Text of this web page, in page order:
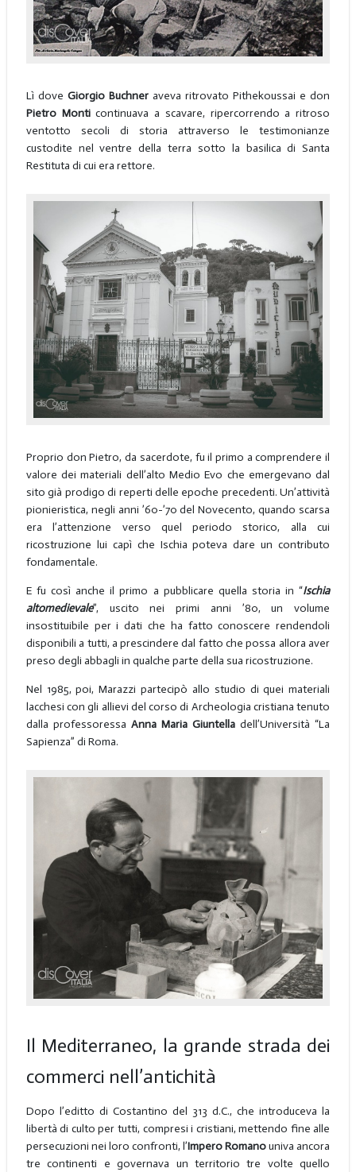
Lì dove Giorgio Buchneraveva ritrovato Pithekoussai e don
Pietro Monticontinuava a scavare, ripercorrendo a ritroso
ventotto secoli di storia attraverso le testimonianze
custodite nel ventre della terra sotto la basilica di Santa
Restituta di cui era rettore.
Proprio don Pietro, da sacerdote, fu il primo a comprendere il
valore dei materiali dell’alto Medio Evo che emergevano dal
sito già prodigo di reperti delle epoche precedenti. Un’attività
pionieristica, negli anni ’60-’70 del Novecento, quando scarsa
era l’attenzione verso quel periodo storico, alla cui
ricostruzione lui capì che Ischia poteva dare un contributo
fondamentale.
E fu così anche il primo a pubblicare quella storia in “Ischia
altomedievale”, uscito nei primi anni ’80, un volume
insostituibile per i dati che ha fatto conoscere rendendoli
disponibili a tutti, a prescindere dal fatto che possa allora aver
preso degli abbagli in qualche parte della sua ricostruzione.
Nel 1985, poi, Marazzi partecipò allo studio di quei materiali
lacchesi con gli allievi del corso di Archeologia cristiana tenuto
dalla professoressa Anna Maria Giuntella dell’Università “La
Sapienza” di Roma.
Il Mediterraneo, la grande strada dei
commerci nell’antichità
Dopo l’editto di Costantino del 313 d.C., che introduceva la
libertà di culto per tutti, compresi i cristiani, mettendo fine alle
persecuzioni nei loro confronti, l’Impero Romanouniva ancora
tre continenti e governava un territorio tre volte quello